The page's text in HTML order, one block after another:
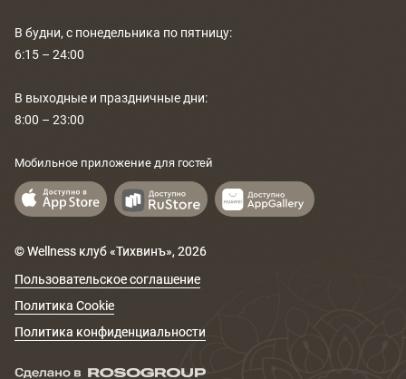
КОНТАКТЫ
ГОСТИ О НАС
ВЕЛНЕС-ПОДАРКИ
В будни, с понедельника по пятницу:
6:15 – 24:00
В выходные и праздничные дни:
8:00 – 23:00
Мобильное приложение для гостей
© Wellness клуб «Тихвинъ», 2026
Пользовательское соглашение
Политика Cookie
Политика конфиденциальности